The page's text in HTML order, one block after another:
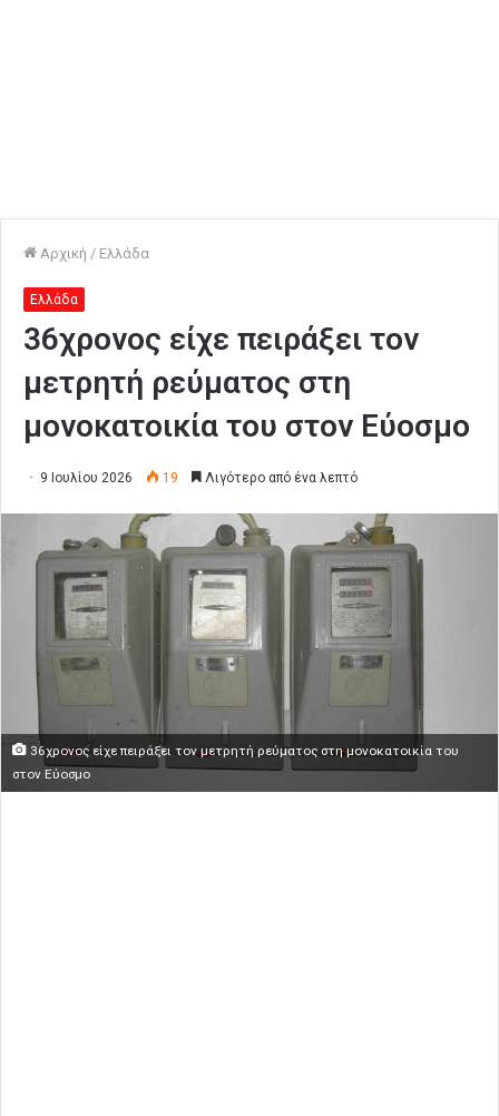
Αρχική / Ελλάδα
Ελλάδα
36χρονος είχε πειράξει τον
μετρητή ρεύματος στη
μονοκατοικία του στον Εύοσμο
9 Ιουλίου 2026 19 Λιγότερο από ένα λεπτό
36χρονος είχε πειράξει τον μετρητή ρεύματος στη μονοκατοικία του
στον Εύοσμο